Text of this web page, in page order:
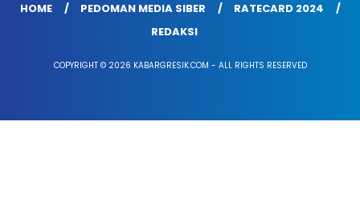
HOME PEDOMAN MEDIA SIBER
RATECARD 2024
REDAKSI
COPYRIGHT © 2026 KABARGRESIK.COM - ALL RIGHTS RESERVED